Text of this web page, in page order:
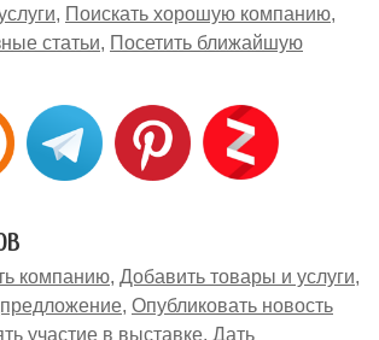
Поискать хорошую компанию
статьи
Посетить ближайшую
компанию Добавить товары и услуги
Опубликовать новость
участие в выставке Дать